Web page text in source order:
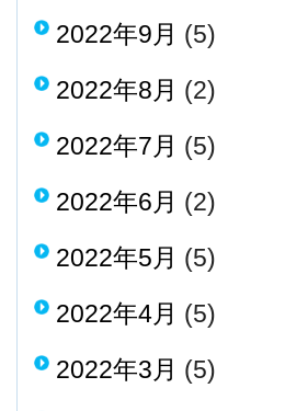
2022年9月 (5)
2022年8月 (2)
2022年7月 (5)
2022年6月 (2)
2022年5月 (5)
2022年4月 (5)
2022年3月 (5)